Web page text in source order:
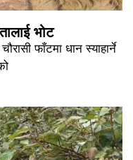
भोट
फाँटमा धान स्याहार्ने